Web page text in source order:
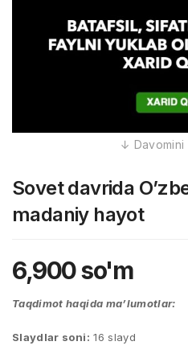
Sovet davrida
madaniy hayot
6,900so'm
Taqdimot haqida ma’lumotlar:
Slaydlar soni: 16 slayd